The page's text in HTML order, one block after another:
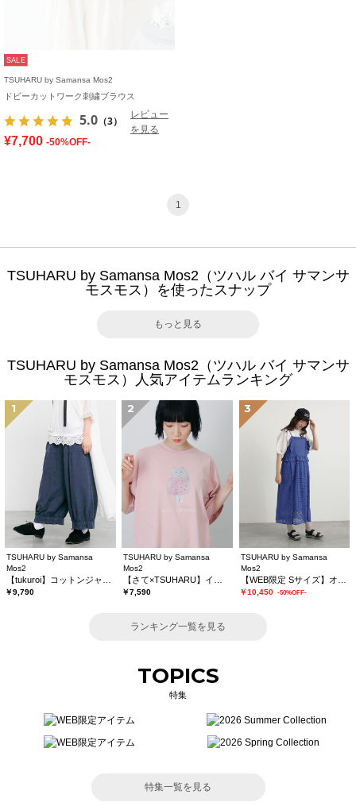
SALE
TSUHARU by Samansa Mos2
ドビーカットワーク刺繍ブラウス
5.0 （3）
レビュー
を見る
¥7,700 -50%OFF-
1
TSUHARU by Samansa Mos2（ツハル バイ サマンサ
モスモス）を使ったスナップ
もっと見る
TSUHARU by Samansa Mos2（ツハル バイ サマンサ
モスモス）人気アイテムランキング
1
TSUHARU by Samansa
Mos2
￥9,790
2
TSUHARU by Samansa
Mos2
￥7,590
3
TSUHARU by Samansa
Mos2
￥10,450 -50%OFF-
ランキング一覧を見る
TOPICS
特集
特集一覧を見る